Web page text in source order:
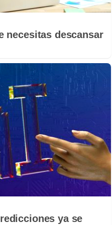
necesitas descansar
ya se